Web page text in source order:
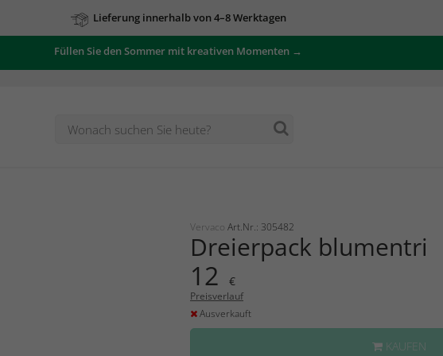
Lieferung innerhalb von 4–8 Werktagen
Füllen Sie den Sommer mit kreativen Momenten →
Vervaco Art.Nr.: 305482
Dreierpack blumentri
12 €
Preisverlauf
Ausverkauft
KAUFEN